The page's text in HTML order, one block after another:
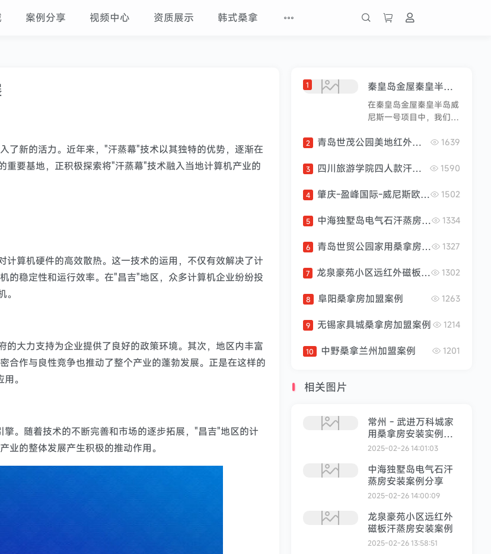
案例分享 视频中心 资质展示 韩式桑拿
了新的活力。近年来，"汗蒸幕"技术以其独特的优势，逐渐在
要基地，正积极探索将"汗蒸幕"技术融入当地计算机产业的
算机硬件的高效散热。这一技术的运用，不仅有效解决了计
的稳定性和运行效率。在"昌吉"地区，众多计算机企业纷纷投
大力支持为企业提供了良好的政策环境。其次，地区内丰富
合作与良性竞争也推动了整个产业的蓬勃发展。正是在这样的
。
。随着技术的不断完善和市场的逐步拓展，"昌吉"地区的计
业的整体发展产生积极的推动作用。
1 秦皇岛金屋秦皇半岛威尼斯一号红外桑拿房安装案例分享
在秦皇岛金屋秦皇半岛威
尼斯一号项目中，我们为
房，为其提供舒适的桑拿
简要描述：准备工作：在
装现场进行了详细的评估
寸和设计符合客户需求和
现场条件。运输和搬运：
桑拿房制造完成后，我们
安排专业团队将其运输至
秦皇岛金屋秦皇半岛威尼
斯一号项目现场。我们使
用专业设备和团队进行搬
运，以确保桑拿房安全到
一旦桑拿房运抵现场，我
构。根据设计图纸和说明
2 青岛世茂公园美地红外桑拿房安装案例分享 1639
3 四川旅游学院四人款汗蒸房案例 1590
4 肇庆-盈峰国际-威尼斯欧美风情二号案例 1502
5 中海独墅岛电气石汗蒸房安装案例分享 1334
6 青岛世贸公园家用桑拿房案例分享 1327
7 龙泉豪苑小区远红外磁板汗蒸房安装案例 1302
8 阜阳桑拿房加盟案例 1263
9 无锡家具城桑拿房加盟案例 1214
10 中野桑拿兰州加盟案例 1201
相关图片
常州 - 武进万科城家
用桑拿房安装实例剖
析
2025-02-26 14:01:03
中海独墅岛电气石汗
蒸房安装案例分享
2025-02-26 14:00:09
龙泉豪苑小区远红外
磁板汗蒸房安装案例
2025-02-26 13:58:51